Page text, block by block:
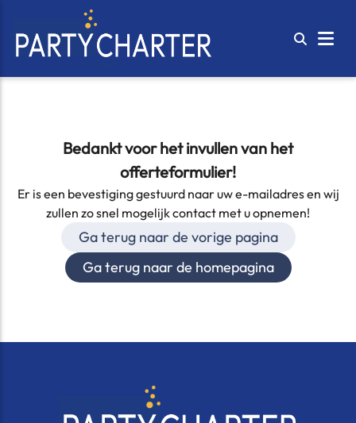
Bedankt voor het invullen van het
offerteformulier!
Er is een bevestiging gestuurd naar uw e-mailadres en wij
zullen zo snel mogelijk contact met u opnemen!
Ga terug naar de vorige pagina
Ga terug naar de homepagina